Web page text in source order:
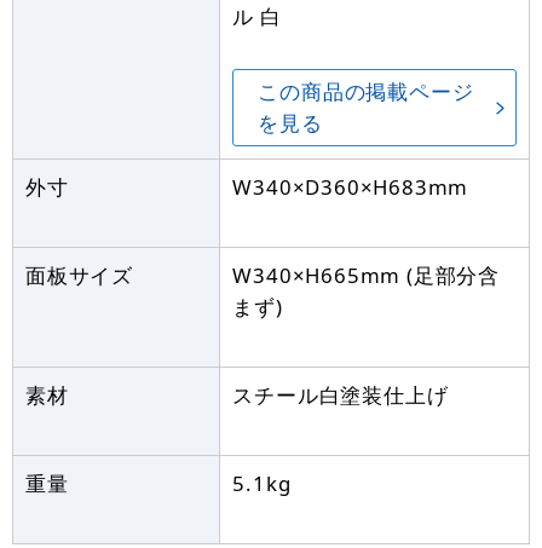
ル 白
この商品の掲載ページ
を見る
外寸 W340×D360×H683mm
面板サイズ
W340×H665mm (足部分含
まず)
素材 スチール白塗装仕上げ
重量 5.1kg